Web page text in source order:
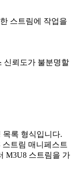
스트림에 작업을
신뢰도가 불분명할
목록 형식입니다.
트림 매니페스트
M3U8 스트림을 가